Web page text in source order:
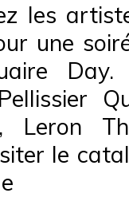
les
une
Day.
Leron
le